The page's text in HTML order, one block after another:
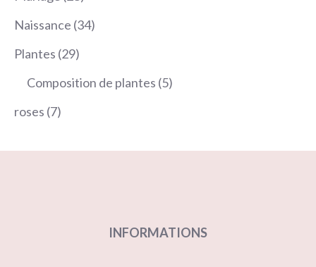
produits
Naissance 3434
Plantes 2929
produits
Composition de plantes 55
roses 77
INFORMATIONS